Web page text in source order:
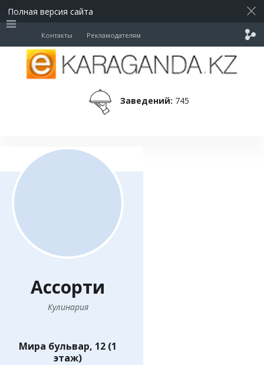
Полная версия сайта
Контакты Рекламодателям
Заведений: 745
Ассорти
Кулинария
Мира бульвар, 12 (1
этаж)